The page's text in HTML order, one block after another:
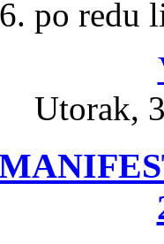
po redu
Utorak,